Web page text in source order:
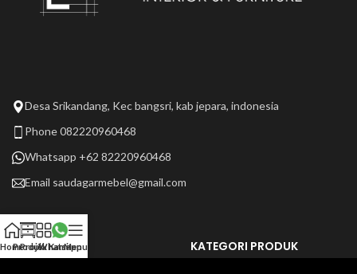
Desa Srikandang, Kec bangsri, kab jepara, indonesia
Phone 082220960468
Whatsapp +62 82220960468
Email saudagarmebel@gmail.com
LAIN LAIN KATEGORI PRODUK
HomeProduk
Projek Kami
Whatsapp
Menu